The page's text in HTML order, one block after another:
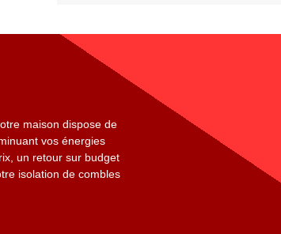
maison dispose de
vos énergies
un retour sur budget
isolation de combles